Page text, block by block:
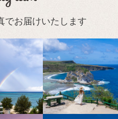
でお届けいたします